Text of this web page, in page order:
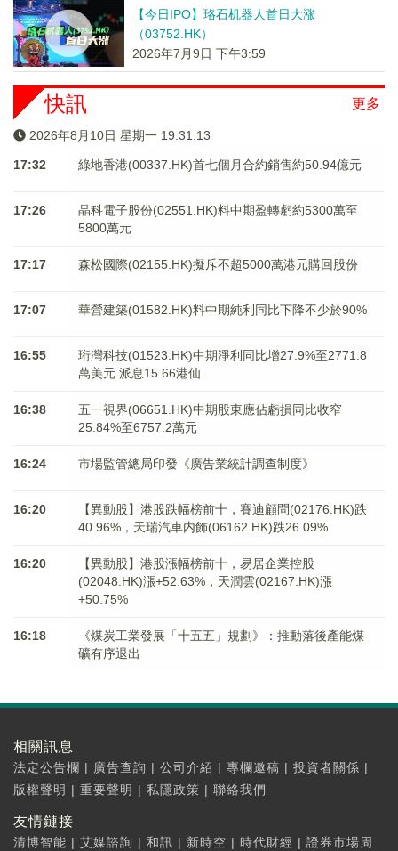
【今日IPO】珞石机器人首日大涨
（03752.HK）
2026年7月9日 下午3:59
更多
快訊
2026年8月10日 星期一 19:31:13
17:32 綠地香港(00337.HK)首七個月合約銷售約50.94億元
17:26
晶科電子股份(02551.HK)料中期盈轉虧約5300萬至
5800萬元
17:17 森松國際(02155.HK)擬斥不超5000萬港元購回股份
17:07 華營建築(01582.HK)料中期純利同比下降不少於90%
16:55
珩灣科技(01523.HK)中期淨利同比增27.9%至2771.8
萬美元 派息15.66港仙
16:38
五一視界(06651.HK)中期股東應佔虧損同比收窄
25.84%至6757.2萬元
16:24 市場監管總局印發《廣告業統計調查制度》
16:20
【異動股】港股跌幅榜前十，賽迪顧問(02176.HK)跌
40.96%，天瑞汽車内飾(06162.HK)跌26.09%
16:20
【異動股】港股漲幅榜前十，易居企業控股
(02048.HK)漲+52.63%，天潤雲(02167.HK)漲
+50.75%
16:18
《煤炭工業發展「十五五」規劃》：推動落後產能煤
礦有序退出
相關訊息
法定公告欄 | 廣告查詢 | 公司介紹 | 專欄邀稿 | 投資者關係 |
版權聲明 | 重要聲明 | 私隱政策 | 聯絡我們
友情鏈接
清博智能 | 艾媒諮詢 | 和訊 | 新時空 | 時代財經 | 證券市場周